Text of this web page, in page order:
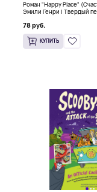
Роман "Happy Place"
Эмили Генри | Твердый
78 руб.
КУПИТЬ